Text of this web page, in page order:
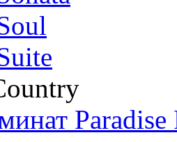
Paradise